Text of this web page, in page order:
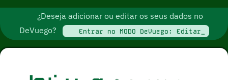
¿Deseja adicionar ou editar os seus dados no
DeVuego?
Entrar no MODO DeVuego: Editar_